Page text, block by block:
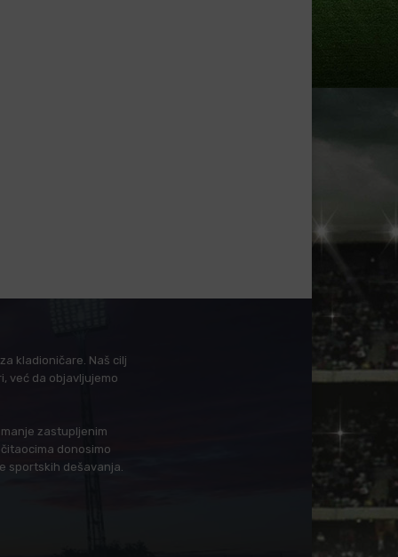
kladioničare. Naš cilj
već da objavljujemo
zastupljenim
donosimo
sportskih dešavanja.